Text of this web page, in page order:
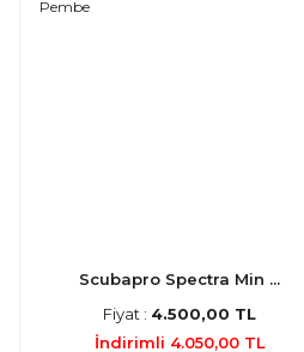
Scubapro Spectra Min ...
Fiyat : 4.500,00 TL
İndirimli 4.050,00 TL